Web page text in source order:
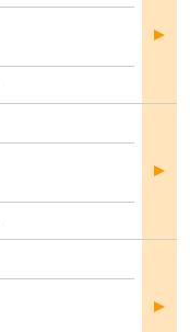
部屋
詳細
部屋
詳細
部屋
詳細